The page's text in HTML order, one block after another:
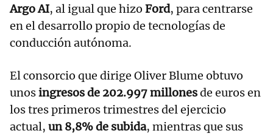
Argo AI, al igual que hizo Ford, para centrarse
en el desarrollo propio de tecnologías de
conducción autónoma.
El consorcio que dirige Oliver Blume obtuvo
unosingresos de 202.997 millonesde euros en
los tres primeros trimestres del ejercicio
actual, un 8,8% de subida, mientras que sus